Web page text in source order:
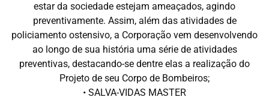
estar da sociedade estejam ameaçados, agindo
preventivamente. Assim, além das atividades de
policiamento ostensivo, a Corporação vem desenvolvendo
ao longo de sua história uma série de atividades
preventivas, destacando-se dentre elas a realização do
Projeto de seu Corpo de Bombeiros;
• SALVA-VIDAS MASTER